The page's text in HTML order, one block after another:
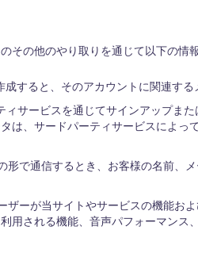
の他のやり取りを通じて以下の情報
すると、そのアカウントに関連す
ービスを通じてサインアップま
は、サードパーティサービスによ
で通信するとき、お客様の名前、
ーが当サイトやサービスの機能お
用される機能、音声パフォーマン